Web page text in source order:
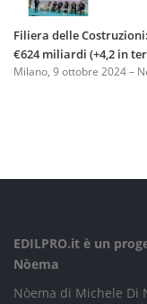
Filiera delle
€624 miliardi (+4,2 in
Milano, 9 ottobre 2024 –
EDILPRO.it è un
Nòema
Nòema di Michele Di